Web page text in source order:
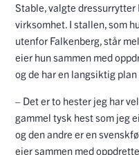
Stable, valgte
virksomhet. I stallen, som
utenfor Falkenberg, står
eier hun sammen med
og de har en langsiktig plan
– Det er to hester jeg har
gammel tysk hest som jeg
og den andre er en
eier sammen med